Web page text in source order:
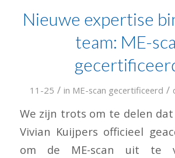
Nieuwe expertise
team: ME-
11-25 / in ME-scan gecertificeerd /
We zijn trots om te delen dat
Vivian Kuijpers officieel
om de ME-scan uit te